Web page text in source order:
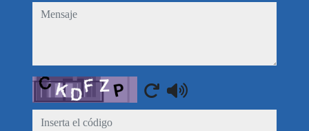
mensaje
Captcha